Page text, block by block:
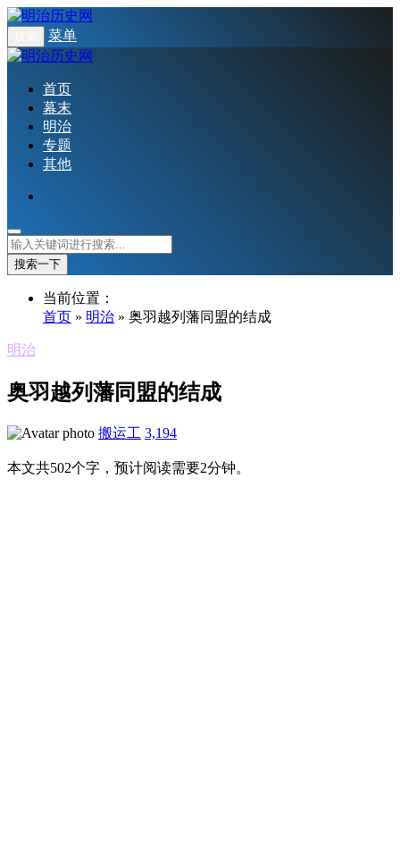
菜单
首页
幕末
明治
专题
其他
搜索一下
当前位置：
首页 » 明治 » 奥羽越列藩同盟的结成
明治
奥羽越列藩同盟的结成
搬运工 3,194
本文共502个字，预计阅读需要2分钟。